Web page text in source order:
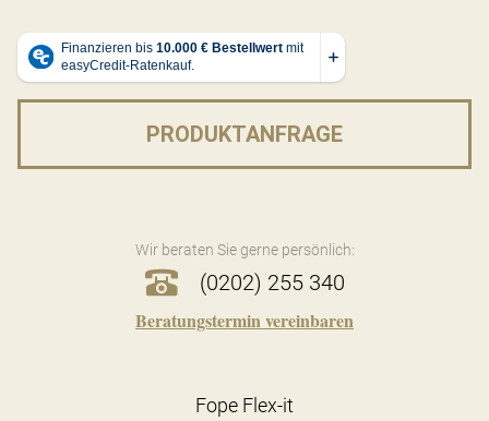
PRODUKTANFRAGE
Wir beraten Sie gerne persönlich:
(0202) 255 340
Beratungstermin vereinbaren
Fope Flex-it